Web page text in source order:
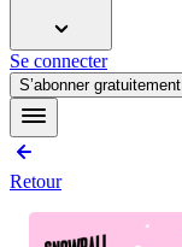
Se connecter
S’abonner gratuitement
Retour